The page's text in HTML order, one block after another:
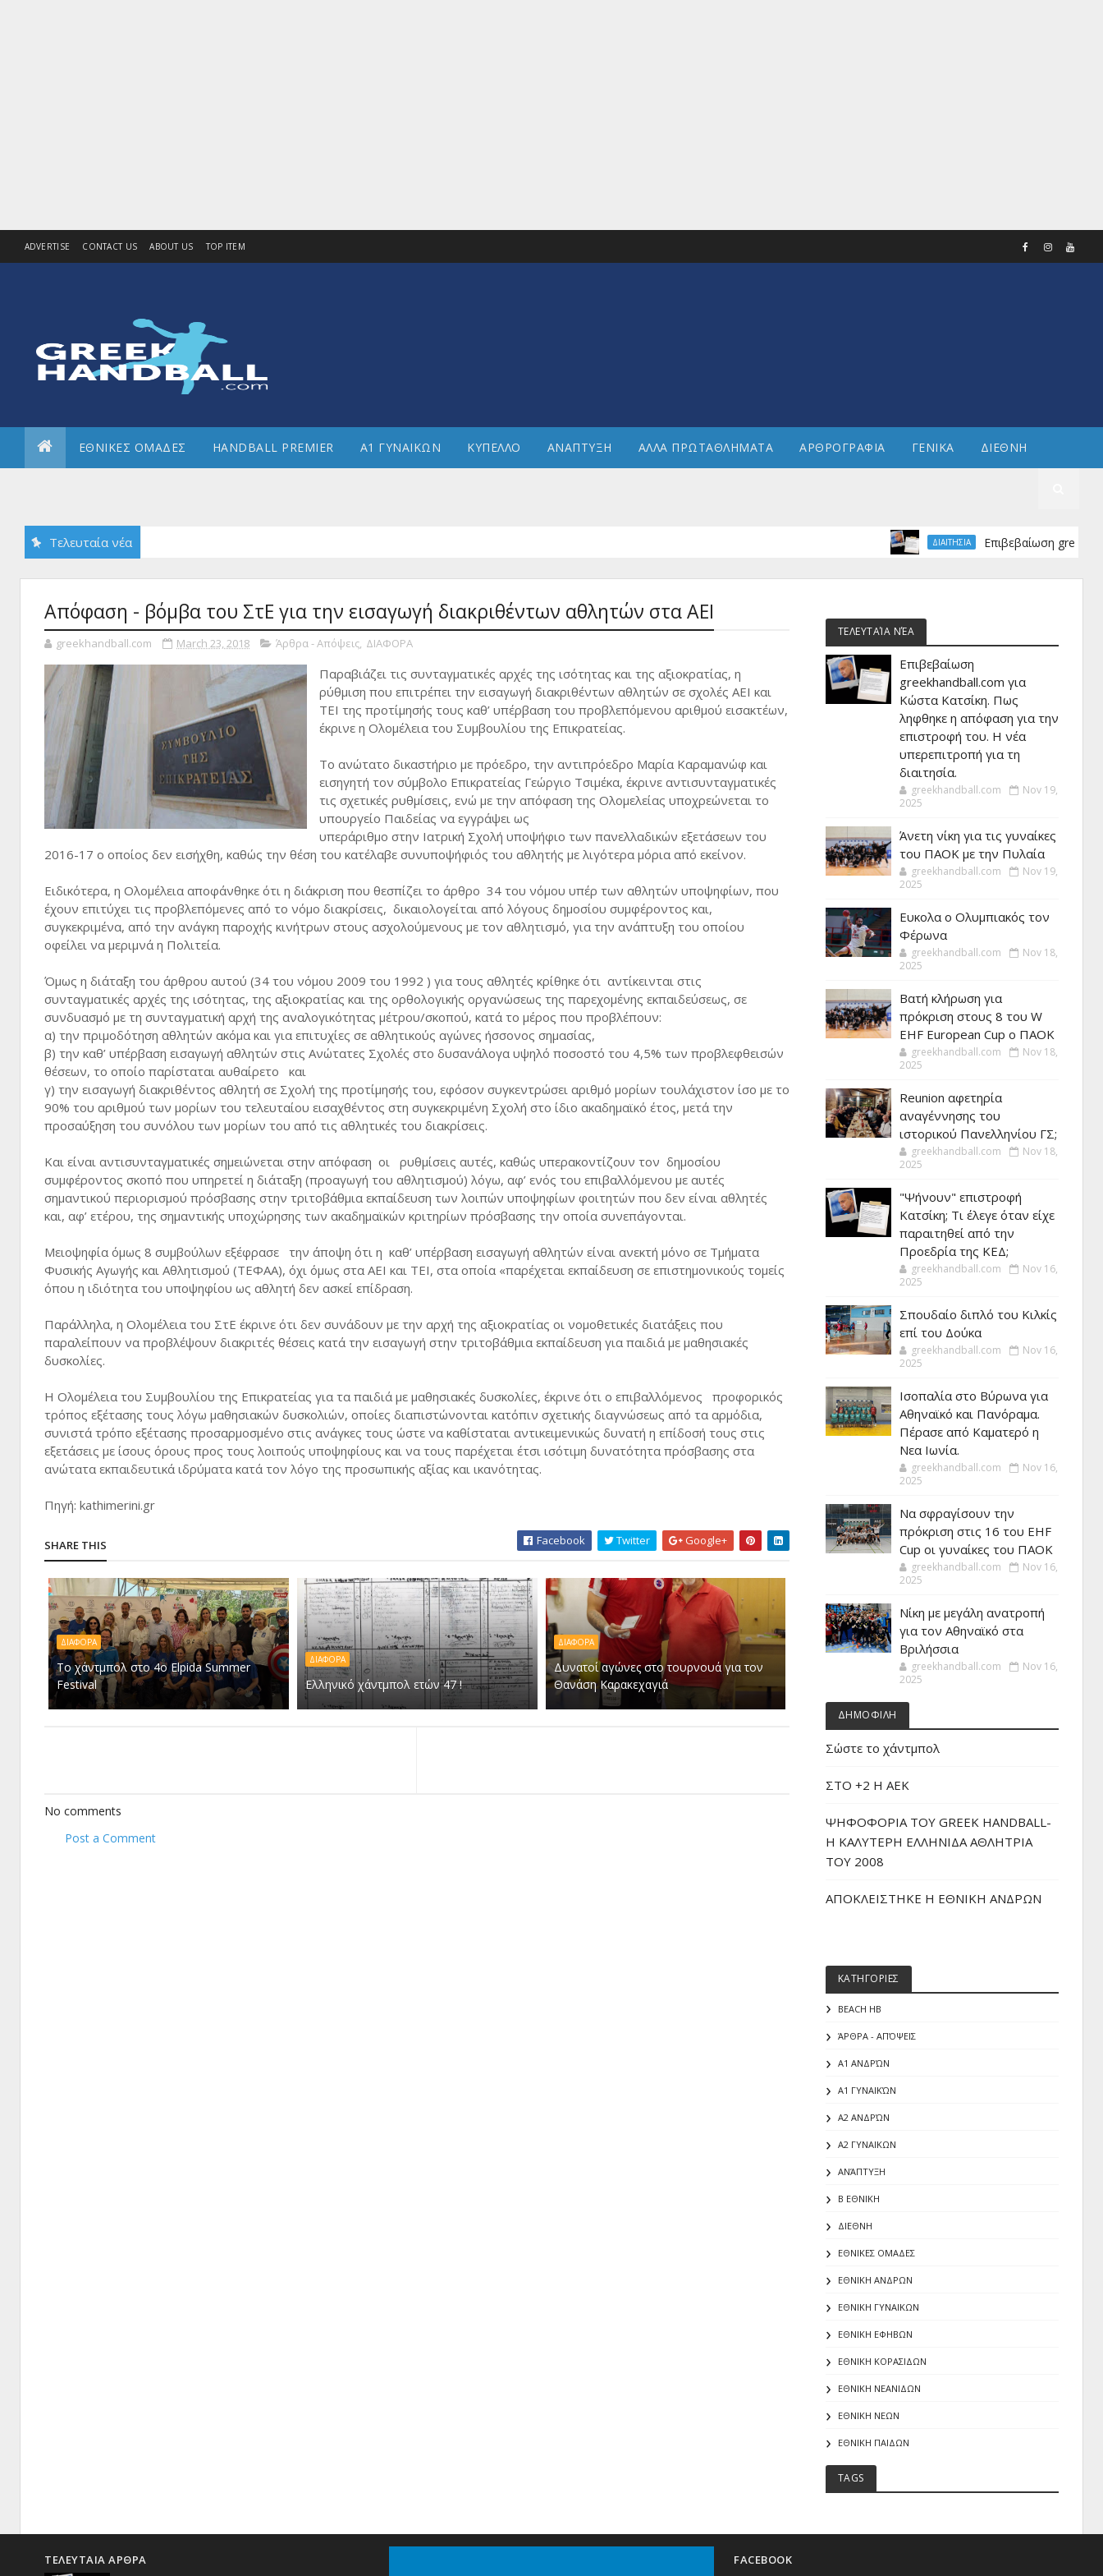
ADVERTISE CONTACT US ABOUT US TOP ITEM
ΕΘΝΙΚΕΣ ΟΜΑΔΕΣ HANDBALL PREMIER Α1 ΓΥΝΑΙΚΩΝ ΚΥΠΕΛΛΟ ΑΝΑΠΤΥΞΗ ΑΛΛΑ ΠΡΩΤΑΘΛΗΜΑΤΑ ΑΡΘΡΟΓΡΑΦΙΑ ΓΕΝΙΚΑ ΔΙΕΘΝΗ
Τελευταία νέα ΔΙΑΙΤΗΣΙΑ Επιβεβαίωση
Απόφαση - βόμβα του ΣτΕ για την εισαγωγή διακριθέντων αθλητών στα ΑΕΙ
greekhandball.com March 23, 2018 Άρθρα - Απόψεις, ΔΙΑΦΟΡΑ
Παραβιάζει τις συνταγματικές αρχές της ισότητας και της αξιοκρατίας, η
ρύθμιση που επιτρέπει την εισαγωγή διακριθέντων αθλητών σε σχολές ΑΕΙ και
ΤΕΙ της προτίμησής τους καθ’ υπέρβαση του προβλεπόμενου αριθμού εισακτέων,
έκρινε η Ολομέλεια του Συμβουλίου της Επικρατείας.
Το ανώτατο δικαστήριο με πρόεδρο, την αντιπρόεδρο Μαρία Καραμανώφ και
εισηγητή τον σύμβολο Επικρατείας Γεώργιο Τσιμέκα, έκρινε αντισυνταγματικές
τις σχετικές ρυθμίσεις, ενώ με την απόφαση της Ολομελείας υποχρεώνεται το
υπουργείο Παιδείας να εγγράψει ως
υπεράριθμο στην Ιατρική Σχολή υποψήφιο των πανελλαδικών εξετάσεων του
2016-17 ο οποίος δεν εισήχθη, καθώς την θέση του κατέλαβε συνυποψήφιός του αθλητής με λιγότερα μόρια από εκείνον.
Ειδικότερα, η Ολομέλεια αποφάνθηκε ότι η διάκριση που θεσπίζει το άρθρο 34 του νόμου υπέρ των αθλητών υποψηφίων, που
έχουν επιτύχει τις προβλεπόμενες από το νόμο διακρίσεις, δικαιολογείται από λόγους δημοσίου συμφέροντος και,
συγκεκριμένα, από την ανάγκη παροχής κινήτρων στους ασχολούμενους με τον αθλητισμό, για την ανάπτυξη του οποίου
οφείλει να μεριμνά η Πολιτεία.
Όμως η διάταξη του άρθρου αυτού (34 του νόμου 2009 του 1992 ) για τους αθλητές κρίθηκε ότι αντίκεινται στις
συνταγματικές αρχές της ισότητας, της αξιοκρατίας και της ορθολογικής οργανώσεως της παρεχομένης εκπαιδεύσεως, σε
συνδυασμό με τη συνταγματική αρχή της αναλογικότητας μέτρου/σκοπού, κατά το μέρος που προβλέπουν:
α) την πριμοδότηση αθλητών ακόμα και για επιτυχίες σε αθλητικούς αγώνες ήσσονος σημασίας,
β) την καθ’ υπέρβαση εισαγωγή αθλητών στις Ανώτατες Σχολές στο δυσανάλογα υψηλό ποσοστό του 4,5% των προβλεφθεισών
θέσεων, το οποίο παρίσταται αυθαίρετο και
γ) την εισαγωγή διακριθέντος αθλητή σε Σχολή της προτίμησής του, εφόσον συγκεντρώσει αριθμό μορίων τουλάχιστον ίσο με το
90% του αριθμού των μορίων του τελευταίου εισαχθέντος στη συγκεκριμένη Σχολή στο ίδιο ακαδημαϊκό έτος, μετά την
προσαύξηση του συνόλου των μορίων του από τις αθλητικές του διακρίσεις.
Και είναι αντισυνταγματικές σημειώνεται στην απόφαση οι ρυθμίσεις αυτές, καθώς υπερακοντίζουν τον δημοσίου
συμφέροντος σκοπό που υπηρετεί η διάταξη (προαγωγή του αθλητισμού) λόγω, αφ’ ενός του επιβαλλόμενου με αυτές
σημαντικού περιορισμού πρόσβασης στην τριτοβάθμια εκπαίδευση των λοιπών υποψηφίων φοιτητών που δεν είναι αθλητές
και, αφ’ ετέρου, της σημαντικής υποχώρησης των ακαδημαϊκών κριτηρίων πρόσβασης την οποία συνεπάγονται.
Μειοψηφία όμως 8 συμβούλων εξέφρασε την άποψη ότι η καθ’ υπέρβαση εισαγωγή αθλητών είναι ανεκτή μόνο σε Τμήματα
Φυσικής Αγωγής και Αθλητισμού (ΤΕΦΑΑ), όχι όμως στα ΑΕΙ και ΤΕΙ, στα οποία «παρέχεται εκπαίδευση σε επιστημονικούς τομείς
όπου η ιδιότητα του υποψηφίου ως αθλητή δεν ασκεί επίδραση.
Παράλληλα, η Ολομέλεια του ΣτΕ έκρινε ότι δεν συνάδουν με την αρχή της αξιοκρατίας οι νομοθετικές διατάξεις που
παραλείπουν να προβλέψουν διακριτές θέσεις κατά την εισαγωγή στην τριτοβάθμια εκπαίδευση για παιδιά με μαθησιακές
δυσκολίες.
Η Ολομέλεια του Συμβουλίου της Επικρατείας για τα παιδιά με μαθησιακές δυσκολίες, έκρινε ότι ο επιβαλλόμενος προφορικός
τρόπος εξέτασης τους λόγω μαθησιακών δυσκολιών, οποίες διαπιστώνονται κατόπιν σχετικής διαγνώσεως από τα αρμόδια,
συνιστά τρόπο εξέτασης προσαρμοσμένο στις ανάγκες τους ώστε να καθίσταται αντικειμενικώς δυνατή η επίδοσή τους στις
εξετάσεις με ίσους όρους προς τους λοιπούς υποψηφίους και να τους παρέχεται έτσι ισότιμη δυνατότητα πρόσβασης στα
ανώτατα εκπαιδευτικά ιδρύματα κατά τον λόγο της προσωπικής αξίας και ικανότητας.
Πηγή: kathimerini.gr
SHARE THIS Facebook Twitter Google+
ΔΙΑΦΟΡΑ
To χάντμπολ στο 4ο Elpida Summer
Festival
ΔΙΑΦΟΡΑ
Ελληνικό χάντμπολ ετών 47 !
ΔΙΑΦΟΡΑ
Δυνατοί αγώνες στο τουρνουά για τον
Θανάση Καρακεχαγιά
No comments
Post a Comment
ΤΕΛΕΥΤΑΊΑ ΝΈΑ
Επιβεβαίωση
greekhandball.com για
Κώστα Κατσίκη. Πως
ληφθηκε η απόφαση για την
επιστροφή του. Η νέα
υπερεπιτροπή για τη
διαιτησία.
greekhandball.com
Nov 19,
2025
Άνετη νίκη για τις γυναίκες
του ΠΑΟΚ με την Πυλαία
greekhandball.com
Nov 19,
2025
Ευκολα ο Ολυμπιακός τον
Φέρωνα
greekhandball.com
Nov 18,
2025
Βατή κλήρωση για
πρόκριση στους 8 του W
EHF European Cup ο ΠΑΟΚ
greekhandball.com
Nov 18,
2025
Reunion αφετηρία
αναγέννησης του
ιστορικού Πανελληνίου ΓΣ;
greekhandball.com
Nov 18,
2025
"Ψήνουν" επιστροφή
Κατσίκη; Τι έλεγε όταν είχε
παραιτηθεί από την
Προεδρία της ΚΕΔ;
greekhandball.com
Nov 16,
2025
Σπουδαίο διπλό του Κιλκίς
επί του Δούκα
greekhandball.com
Nov 16,
2025
Ισοπαλία στο Βύρωνα για
Αθηναϊκό και Πανόραμα.
Πέρασε από Καματερό η
Νεα Ιωνία.
greekhandball.com
Nov 16,
2025
Να σφραγίσουν την
πρόκριση στις 16 του EHF
Cup οι γυναίκες του ΠΑΟΚ
greekhandball.com
Nov 16,
2025
Νίκη με μεγάλη ανατροπή
για τον Αθηναϊκό στα
Βριλήσσια
greekhandball.com
Nov 16,
2025
ΔΗΜΟΦΙΛΗ
Σώστε το χάντμπολ
ΣΤΟ +2 Η ΑΕΚ
ΨΗΦΟΦΟΡΙΑ ΤΟΥ GREEK HANDBALL-
H ΚΑΛΥΤΕΡΗ ΕΛΛΗΝΙΔΑ ΑΘΛΗΤΡΙΑ
ΤΟΥ 2008
ΑΠΟΚΛΕΙΣΤΗΚΕ Η ΕΘΝΙΚΗ ΑΝΔΡΩΝ
ΚΑΤΗΓΟΡΙΕΣ
BEACH HB
ΆΡΘΡΑ - ΑΠΌΨΕΙΣ
Α1 ΑΝΔΡΏΝ
Α1 ΓΥΝΑΙΚΏΝ
Α2 ΑΝΔΡΏΝ
Α2 ΓΥΝΑΙΚΩΝ
ΑΝΆΠΤΥΞΗ
Β ΕΘΝΙΚΗ
ΔΙΕΘΝΗ
ΕΘΝΙΚΕΣ ΟΜΑΔΕΣ
ΕΘΝΙΚΗ ΑΝΔΡΩΝ
ΕΘΝΙΚΗ ΓΥΝΑΙΚΩΝ
ΕΘΝΙΚΗ ΕΦΗΒΩΝ
ΕΘΝΙΚΗ ΚΟΡΑΣΙΔΩΝ
ΕΘΝΙΚΗ ΝΕΑΝΙΔΩΝ
ΕΘΝΙΚΗ ΝΕΩΝ
ΕΘΝΙΚΗ ΠΑΙΔΩΝ
TAGS
ΤΕΛΕΥΤΑΙΑ ΑΡΘΡΑ FACEBOOK